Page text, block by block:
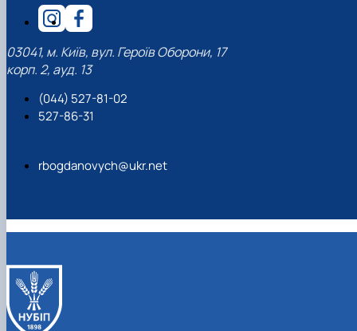
03041, м. Київ, вул. Героїв Оборони, 17
корп. 2, ауд. 13
(044) 527-81-02
527-86-31
rbogdanovych@ukr.net